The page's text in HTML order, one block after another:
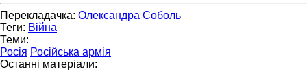
Перекладачка: Олександра Соболь
Теги: Війна
Теми:
Росія Російська армія
Останні матеріали: